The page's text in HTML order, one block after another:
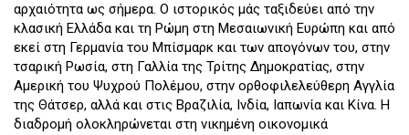
αρχαιότητα ως σήμερα. Ο ιστορικός μάς ταξιδεύει από την
κλασική Ελλάδα και τη Ρώμη στη Μεσαιωνική Ευρώπη και από
εκεί στη Γερμανία του Μπίσμαρκ και των απογόνων του, στην
τσαρική Ρωσία, στη Γαλλία της Τρίτης Δημοκρατίας, στην
Αμερική του Ψυχρού Πολέμου, στην ορθοφιλελεύθερη Αγγλία
της Θάτσερ, αλλά και στις Βραζιλία, Ινδία, Ιαπωνία και Κίνα. Η
διαδρομή ολοκληρώνεται στη νικημένη οικονομικά